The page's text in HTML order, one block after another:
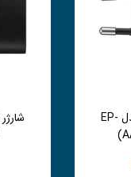
شارژر 25 وات سامسونگ مدل EP-